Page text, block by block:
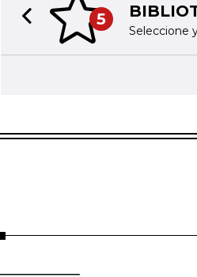
5
Seleccione
Previous slide